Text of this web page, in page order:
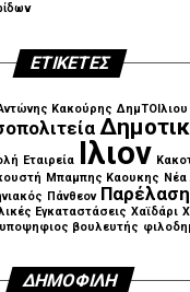
ΕΤΙΚΈΤΕΣ
Κακούρης ΔημΤΟΙλιου
Εταιρεία Ιλιον
Μπαμπης Καουκης Νέα
Πάνθεον Παρέλαση
Εγκαταστάσεις Χαϊδάρι
υποψηφιος βουλευτής
ΔΗΜΟΦΙΛΉ